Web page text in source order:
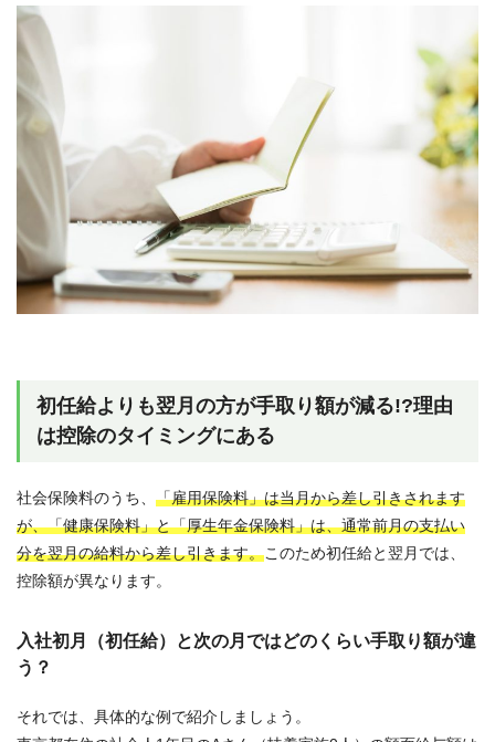
初任給よりも翌月の方が手取り額が減る!?理由
は控除のタイミングにある
社会保険料のうち、 「雇用保険料」は当月から差し引きされます
が、「健康保険料」と「厚生年金保険料」は、通常前月の支払い
分を翌月の給料から差し引きます。このため初任給と翌月では、
控除額が異なります。
入社初月（初任給）と次の月ではどのくらい手取り額が違
う？
それでは、具体的な例で紹介しましょう。